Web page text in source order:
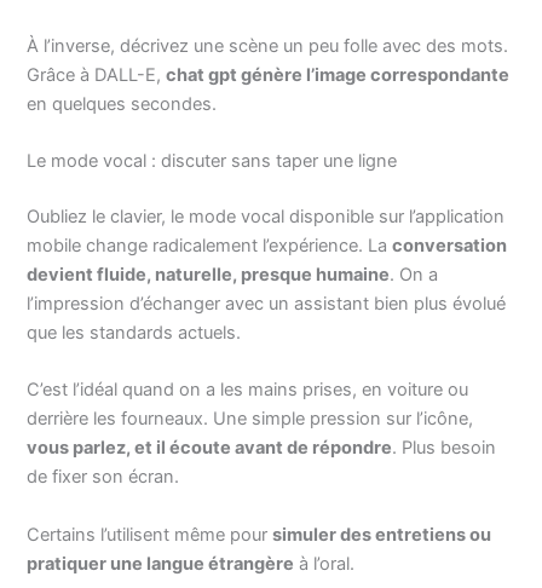
À l’inverse, décrivez une scène un peu folle avec des mots.
Grâce à DALL-E,chat gpt génère l’image correspondante
en quelques secondes.
Le mode vocal : discuter sans taper une ligne
Oubliez le clavier, le mode vocal disponible sur l’application
mobile change radicalement l’expérience. Laconversation
devient fluide, naturelle, presque humaine. On a
l’impression d’échanger avec un assistant bien plus évolué
que les standards actuels.
C’est l’idéal quand on a les mains prises, en voiture ou
derrière les fourneaux. Une simple pression sur l’icône,
vous parlez, et il écoute avant de répondre. Plus besoin
de fixer son écran.
Certains l’utilisent même poursimuler des entretiens ou
pratiquer une langue étrangère à l’oral.